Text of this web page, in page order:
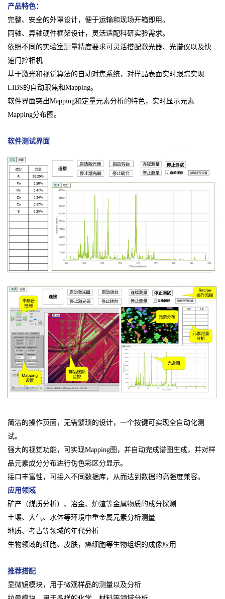
产品特色：
完整、安全的外罩设计，便于运输和现场开箱即用。
同轴、异轴硬件框架设计，灵活适配科研实验需求。
依照不同的实验室测量精度要求可灵活搭配激光器、光谱仪以及快
速门控相机
基于激光和视觉算法的自动对焦系统，对样品表面实时跟踪实现
LIBS的自动跟焦和Mapping。
软件界面突出Mapping和定量元素分析的特色，实时显示元素
Mapping分布图。
软件测试界面
简洁的操作页面，无需繁琐的设计，一个按键可实现全自动化测
试。
强大的视觉功能，可实现Mapping图，并自动完成谱图生成，并对样
品元素成分分布进行伪色彩区分显示。
接口丰富性，可接入不同数据库，从而达到数据的高强度兼容。
应用领域
矿产（煤质分析）、冶金、炉渣等金属物质的成分探测
土壤、大气、水体等环境中重金属元素分析测量
地质、考古等领域的年代分析
生物领域的细胞、皮肤，癌细胞等生物组织的成像应用
推荐搭配
显微镜模块，用于微观样品的测量以及分析